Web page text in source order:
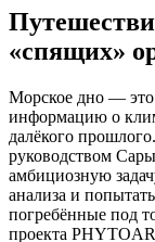
«спящих»
Морское дно —
информацию о
далёкого
руководством
амбициозную
анализа и
погребённые под
проекта